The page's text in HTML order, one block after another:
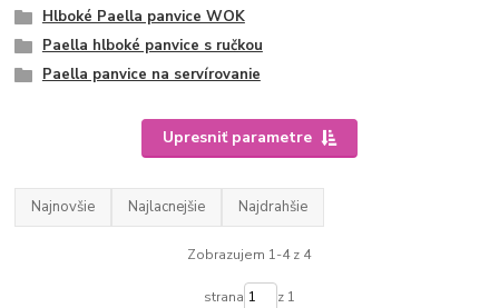
Hlboké Paella panvice WOK
Paella hlboké panvice s ručkou
Paella panvice na servírovanie
Upresniť parametre
Najnovšie Najlacnejšie Najdrahšie
Zobrazujem 1-4 z 4
strana z 1